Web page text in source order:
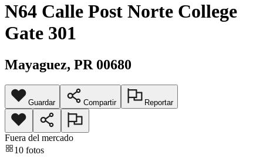
N64 Calle Post Norte College
Gate 301
Mayaguez, PR 00680
Guardar Compartir Reportar
Fuera del mercado
10 fotos